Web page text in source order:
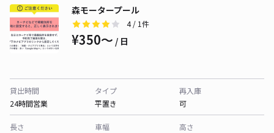
森モータープール
4/ 1件
¥350〜 / 日
貸出時間
24時間営業
タイプ
平置き
再入庫
可
長さ
車幅
高さ